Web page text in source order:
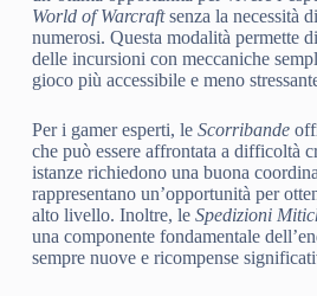
World of Warcraftsenza la necessità
numerosi. Questa modalità permette
delle incursioni con meccaniche
gioco più accessibile e meno
Per i gamer esperti, le Scorribande
che può essere affrontata a difficoltà
istanze richiedono una buona
rappresentano un’opportunità per
alto livello. Inoltre, le Spedizioni
una componente fondamentale
sempre nuove e ricompense